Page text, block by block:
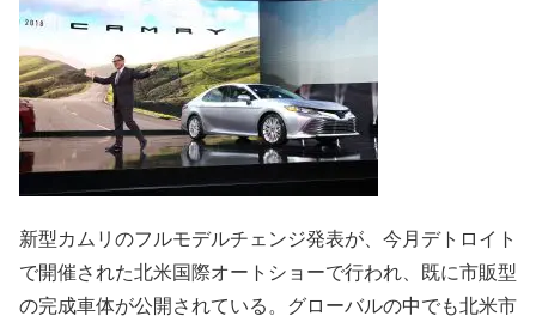
新型カムリのフルモデルチェンジ発表が、今月デトロイト
で開催された北米国際オートショーで行われ、既に市販型
の完成車体が公開されている。グローバルの中でも北米市